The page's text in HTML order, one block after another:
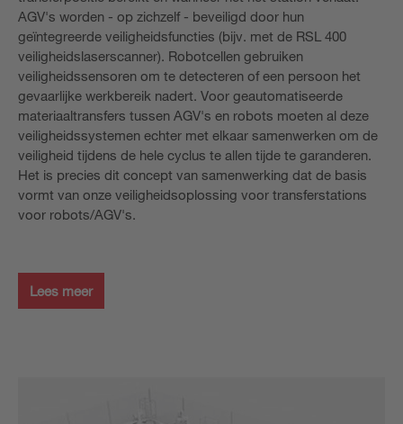
AGV's worden - op zichzelf - beveiligd door hun
geïntegreerde veiligheidsfuncties (bijv. met de RSL 400
veiligheidslaserscanner). Robotcellen gebruiken
veiligheidssensoren om te detecteren of een persoon het
gevaarlijke werkbereik nadert. Voor geautomatiseerde
materiaaltransfers tussen AGV's en robots moeten al deze
veiligheidssystemen echter met elkaar samenwerken om de
veiligheid tijdens de hele cyclus te allen tijde te garanderen.
Het is precies dit concept van samenwerking dat de basis
vormt van onze veiligheidsoplossing voor transferstations
voor robots/AGV's.
Lees meer